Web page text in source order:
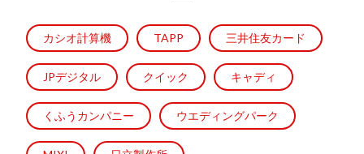
カシオ計算機 TAPP 三井住友カード
JPデジタル クイック キャディ
くふうカンパニー ウエディングパーク